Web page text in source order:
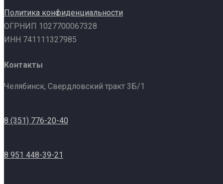
Политика конфиденциальности
ОГРНИП 1027700067328
ИНН 741111327985
Контакты
Челябинск, Свердловский тракт 3Б/1
8 (351) 776-20-40
8 951 448-39-21